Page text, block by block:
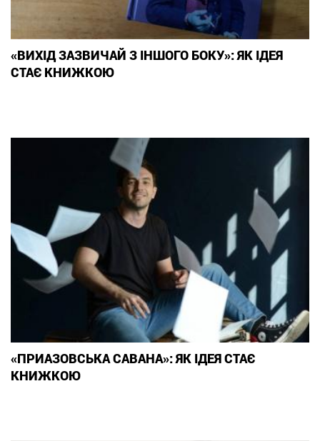
«ВИХІД ЗАЗВИЧАЙ З ІНШОГО БОКУ»: ЯК ІДЕЯ
СТАЄ КНИЖКОЮ
«ПРИАЗОВСЬКА САВАНА»: ЯК ІДЕЯ СТАЄ
КНИЖКОЮ